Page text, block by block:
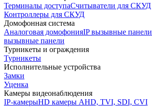
Терминалы доступаСчитыватели для СКУД
Контроллеры для СКУД
Домофонная система
Аналоговая домофонияIP вызывные панели
вызывные панели
Турникеты и ограждения
Турникеты
Исполнительные устройства
Замки
Уценка
Камеры видеонаблюдения
IP-камерыHD камеры AHD, TVI, SDI, CVI